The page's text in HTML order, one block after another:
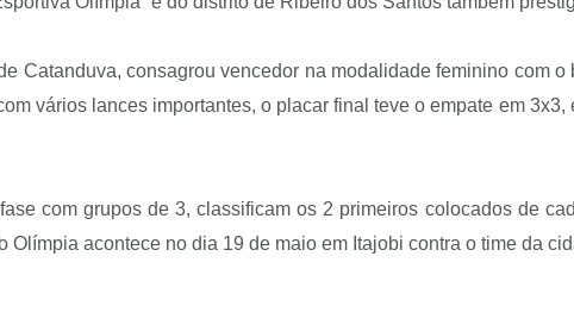
Catanduva, consagrou vencedor na modalidade feminino com o
vários lances importantes, o placar final teve o empate em 3x3,
com grupos de 3, classificam os 2 primeiros colocados de
acontece no dia 19 de maio em Itajobi contra o time da